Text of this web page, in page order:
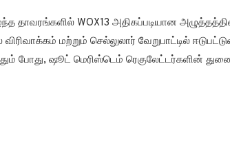
தாவரங்களில் WOX13 அதிகப்படியான
மற்றும் செல்லுலார் வேறுபாட்டில்
போது, ஷூட் மெரிஸ்டெம் ரெகுலேட்டர்களின்